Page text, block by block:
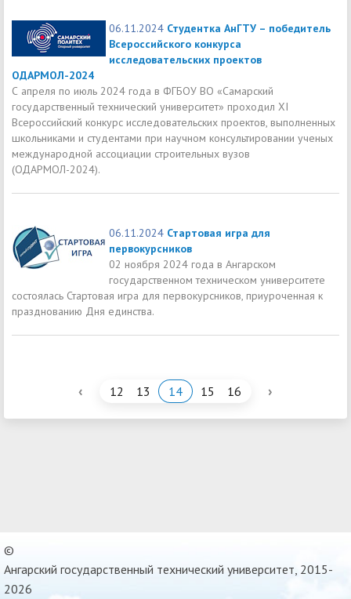
06.11.2024 Студентка АнГТУ – победитель
Всероссийского конкурса
исследовательских проектов
ОДАРМОЛ-2024
С апреля по июль 2024 года в ФГБОУ ВО «Самарский
государственный технический университет» проходил XI
Всероссийский конкурс исследовательских проектов, выполненных
школьниками и студентами при научном консультировании ученых
международной ассоциации строительных вузов
(ОДАРМОЛ-2024).
06.11.2024 Стартовая игра для
первокурсников
02 ноября 2024 года в Ангарском
государственном техническом университете
состоялась Стартовая игра для первокурсников, приуроченная к
празднованию Дня единства.
‹ 12 13 14 15 16 ›
©
Ангарский государственный технический университет, 2015-
2026